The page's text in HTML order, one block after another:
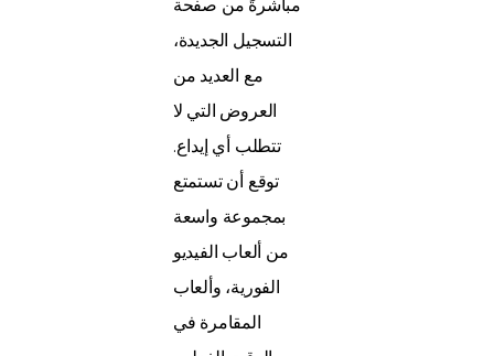
التسجيل الجديدة،
مع العديد من
العروض التي لا
تتطلب أي إيداع.
توقع أن تستمتع
بمجموعة واسعة
من ألعاب الفيديو
الفورية، وألعاب
المقامرة في